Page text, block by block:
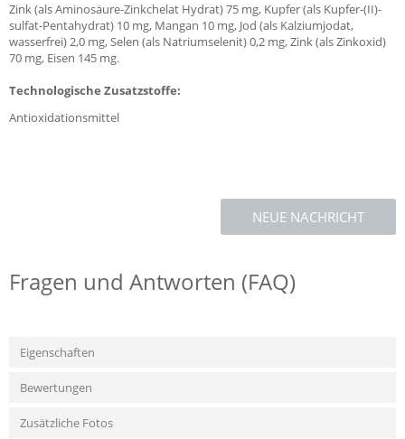
Zink (als Aminosäure-Zinkchelat Hydrat) 75 mg, Kupfer (als Kupfer-(II)-
sulfat-Pentahydrat) 10 mg, Mangan 10 mg, Jod (als Kalziumjodat,
wasserfrei) 2,0 mg, Selen (als Natriumselenit) 0,2 mg, Zink (als Zinkoxid)
70 mg, Eisen 145 mg.
Technologische Zusatzstoffe:
Antioxidationsmittel
NEUE NACHRICHT
Fragen und Antworten (FAQ)
Eigenschaften
Bewertungen
Zusätzliche Fotos